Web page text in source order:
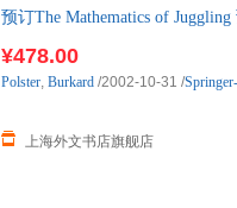
预订The Mathematics of
¥478.00
上海外文书店旗舰店
Polster, Burkard /2002-10-31 /